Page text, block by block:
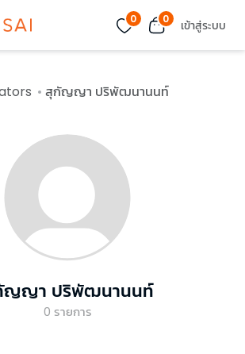
0 0 เข้าสู่ระบบ
สุกัญญา ปริพัฒนานนท์
ญญา ปริพัฒนานนท์
0 รายการ